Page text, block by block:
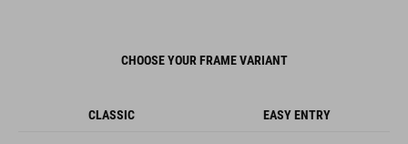
CHOOSE YOUR FRAME VARIANT
CLASSIC EASY ENTRY